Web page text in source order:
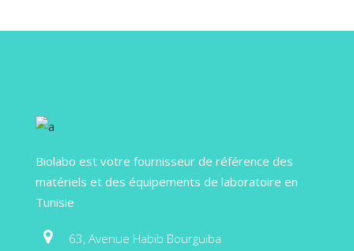
Biolabo est votre fournisseur de référence des
matériels et des équipements de laboratoire en
Tunisie
63, Avenue Habib Bourguiba